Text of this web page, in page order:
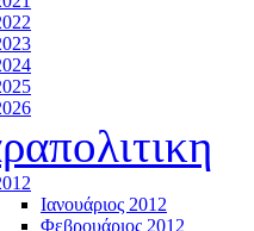
Ιανουάριος 2012
Φεβρουάριος 2012